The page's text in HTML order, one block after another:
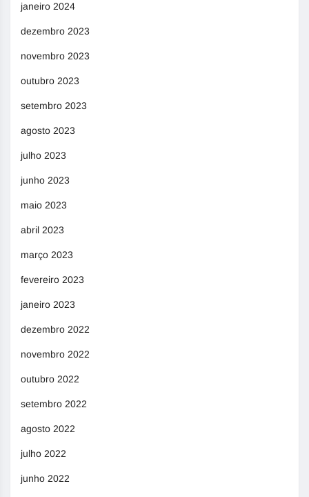
janeiro 2024
dezembro 2023
novembro 2023
outubro 2023
setembro 2023
agosto 2023
julho 2023
junho 2023
maio 2023
abril 2023
março 2023
fevereiro 2023
janeiro 2023
dezembro 2022
novembro 2022
outubro 2022
setembro 2022
agosto 2022
julho 2022
junho 2022